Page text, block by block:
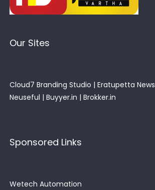
Our Sites
Cloud7 Branding Studio | Eratupetta News
Neuseful | Buyyer.in | Brokker.in
Sponsored Links
Wetech Automation